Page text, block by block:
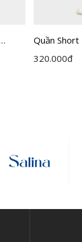
Quần Short
Insidemen
320.000đ